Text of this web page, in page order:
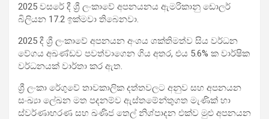
2025 වසරේ දී ශ්‍රී ලංකාවේ අපනයනය ඇමරිකානු ඩොලර්
බිලියන 17.2 ඉක්මවා තිබෙනවා.
2025 දී ශ්‍රී ලංකාවේ අපනයන අංශය ශක්තිමත්ව සිය වර්ධන
වේගය අඛණ්ඩව පවත්වාගෙන ගිය අතර, එය 5.6% ක වාර්ෂික
වර්ධනයක් වාර්තා කර ඇත.
ශ්‍රී ලංකා රේගුවේ තාවකාලික දත්තවලට අනුව සහ අපනයන
සංඛ්‍යා ලේඛන මත පදනම්ව ඇස්තමේන්තුගත මැණික් හා
ස්වර්ණාභරණ සහ ඛණිජ තෙල් නිශ්පාදන එක්ව මුළු අපනයන